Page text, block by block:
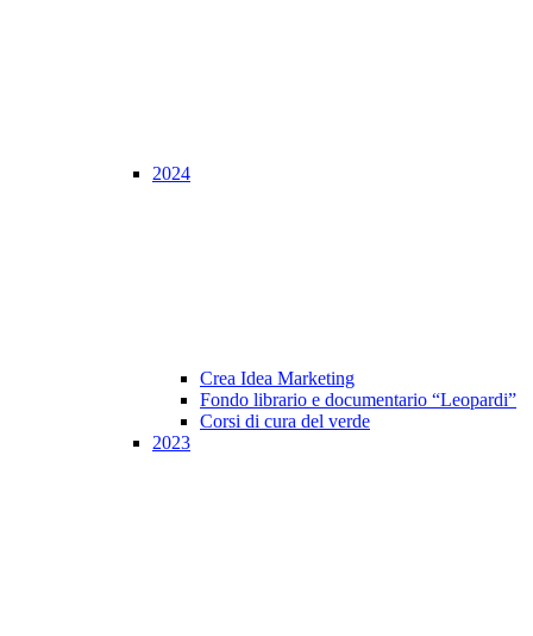
2024
Crea Idea Marketing
Fondo librario e documentario “Leopardi”
Corsi di cura del verde
2023